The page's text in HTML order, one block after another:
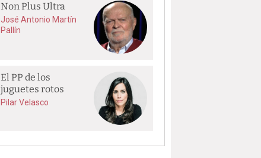
Non Plus Ultra
José Antonio Martín
Pallín
El PP de los
juguetes rotos
Pilar Velasco